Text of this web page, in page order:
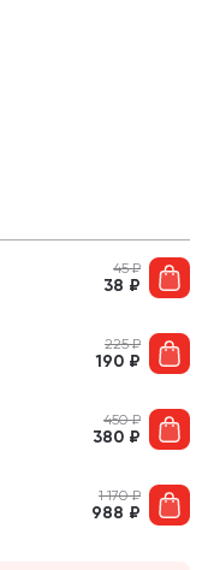
45₽
38 ₽
225₽
190 ₽
450₽
380 ₽
1 170₽
988 ₽